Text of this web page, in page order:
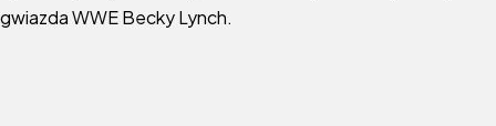
gwiazda WWE Becky Lynch.